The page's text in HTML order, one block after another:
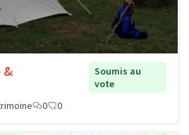
&
Soumis au
vote
0 0